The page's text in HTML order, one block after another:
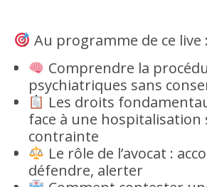
Au programme de ce live :
Comprendre la
psychiatriques sans
Les droits
face à une hospitalisation
contrainte
Le rôle de l’avocat :
défendre, alerter